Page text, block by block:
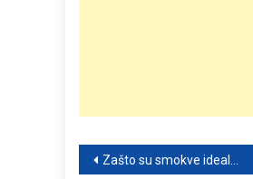
Post
Zašto su smokve idealne za žene iznad 40: 10 zdravstvenih razloga i kako ih konzumirati kao prirodni lijek